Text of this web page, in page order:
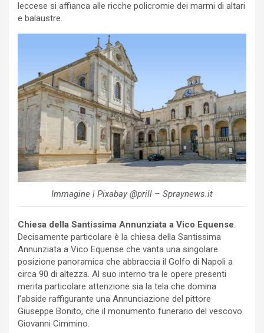
leccese si affianca alle ricche policromie dei marmi di altari
e balaustre.
Immagine | Pixabay @prill – Spraynews.it
Chiesa della Santissima Annunziata a Vico Equense.
Decisamente particolare è la chiesa della Santissima
Annunziata a Vico Equense che vanta una singolare
posizione panoramica che abbraccia il Golfo di Napoli a
circa 90 di altezza. Al suo interno tra le opere presenti
merita particolare attenzione sia la tela che domina
l’abside raffigurante una Annunciazione del pittore
Giuseppe Bonito, che il monumento funerario del vescovo
Giovanni Cimmino.